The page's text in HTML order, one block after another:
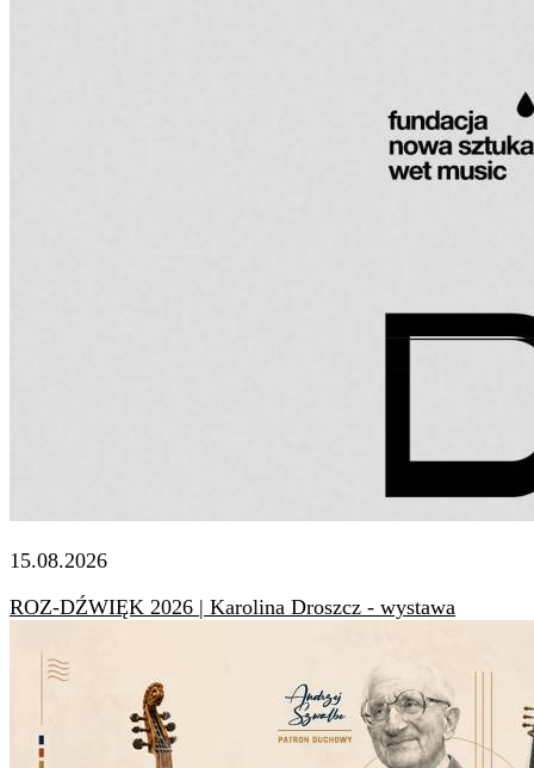
15.08.2026
ROZ-DŹWIĘK 2026 | Karolina Droszcz - wystawa